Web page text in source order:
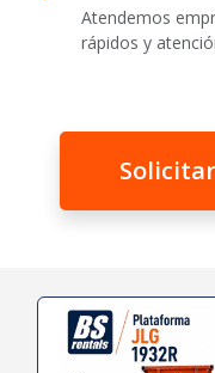
Atendemos
rápidos y